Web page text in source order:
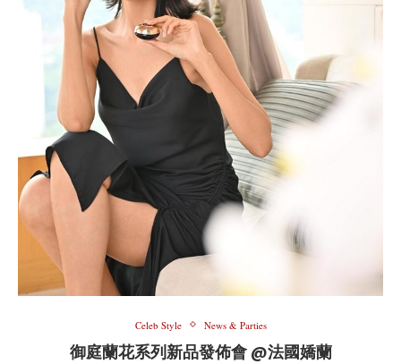
Celeb Style News & Parties
御庭蘭花系列新品發佈會 @法國嬌蘭